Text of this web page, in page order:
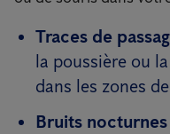
Traces de
la poussière ou
dans les zones
Bruits nocturnes